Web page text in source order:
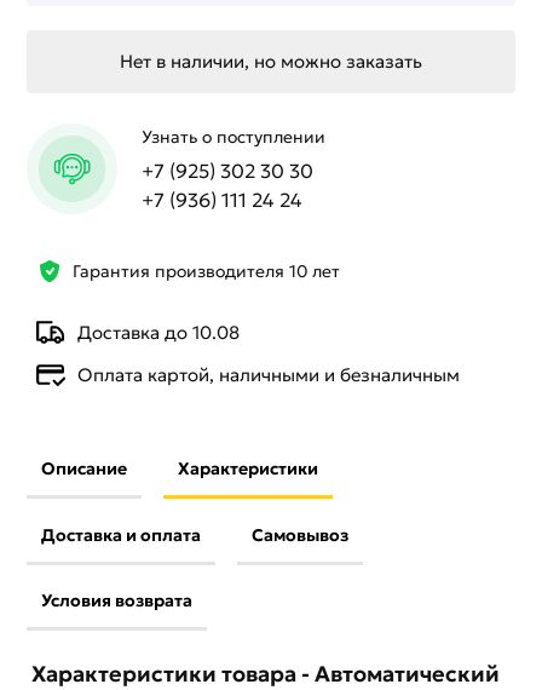
Гарантия производителя 10 лет
Доставка до 10.08
Оплата картой, наличными и безналичным
Нет в наличии, но можно заказать
Узнать о поступлении
+7 (925) 302 30 30
+7 (936) 111 24 24
Описание Характеристики
Доставка и оплата Самовывоз
Условия возврата
Характеристики товара - Автоматический